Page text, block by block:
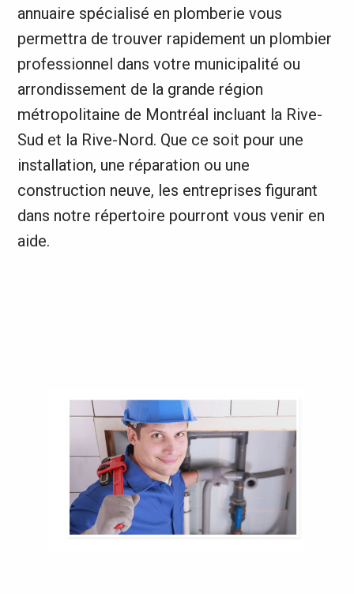
annuaire spécialisé en plomberie vous
permettra de trouver rapidement un plombier
professionnel dans votre municipalité ou
arrondissement de la grande région
métropolitaine de Montréal incluant la Rive-
Sud et la Rive-Nord. Que ce soit pour une
installation, une réparation ou une
construction neuve, les entreprises figurant
dans notre répertoire pourront vous venir en
aide.